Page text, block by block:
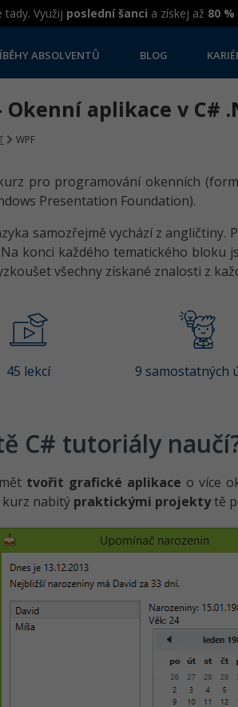
Využij poslední šanci a získej až 80
ABSOLVENTŮ BLOG
Okenní aplikace v C#
WPF
pro programování okenních
Presentation Foundation).
samozřejmě vychází z
konci každého tematického bloku
všechny získané znalosti z
45 lekcí 9 samostatných
C# tutoriály
tvořit grafické aplikace o více
nabitý praktickými projektytě